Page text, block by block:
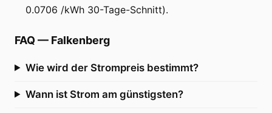
0.0706 /kWh 30-Tage-Schnitt).
FAQ — Falkenberg
Wie wird der Strompreis bestimmt?
Wann ist Strom am günstigsten?